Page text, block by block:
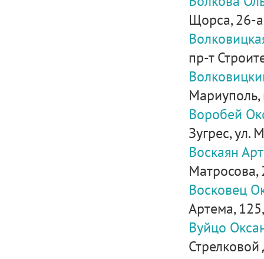
Щорса, 26-
пр-т
Мариуполь,
Воробей
Зугрес, ул.
Воскаян
Матросова,
Восковец
Артема,
Вуйцо
Стрелковой